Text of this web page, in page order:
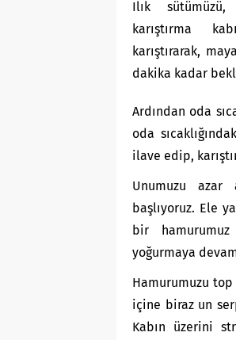
Ilık
karıştırma
karıştırarak,
dakika kadar
Ardından oda
oda
ilave edip,
Unumuzu azar
başlıyoruz. Ele
bir
yoğurmaya
Hamurumuzu top
içine biraz un
Kabın üzerini